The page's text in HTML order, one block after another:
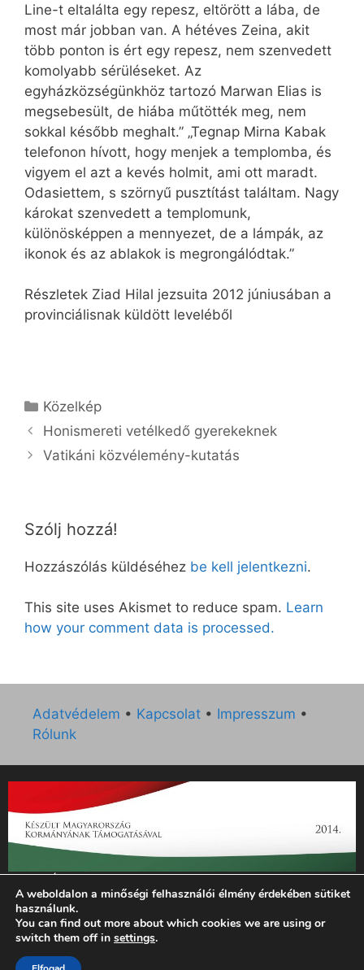
Line-t eltalálta egy repesz, eltörött a lába, de
most már jobban van. A hétéves Zeina, akit
több ponton is ért egy repesz, nem szenvedett
komolyabb sérüléseket. Az
egyházközségünkhöz tartozó Marwan Elias is
megsebesült, de hiába műtötték meg, nem
sokkal később meghalt.” „Tegnap Mirna Kabak
telefonon hívott, hogy menjek a templomba, és
vigyem el azt a kevés holmit, ami ott maradt.
Odasiettem, s szörnyű pusztítást találtam. Nagy
károkat szenvedett a templomunk,
különösképpen a mennyezet, de a lámpák, az
ikonok és az ablakok is megrongálódtak.”
Részletek Ziad Hilal jezsuita 2012 júniusában a
provinciálisnak küldött leveléből
Kategória
Közelkép
Honismereti vetélkedő gyerekeknek
Vatikáni közvélemény-kutatás
Szólj hozzá!
Hozzászólás küldéséhez be kell jelentkezni.
This site uses Akismet to reduce spam. Learn
how your comment data is processed.
Adatvédelem • Kapcsolat • Impresszum •
Rólunk
„Az Új Ember katolikus hetilap 2014. évi működésének
támogatását az EGYH-KCP-14-P-0121 sz. támogatási
szerződés keretében 3 000 000 Ft összegben támogatta az
Emberi Erőforrások Minisztériuma.”
A weboldalon a minőségi felhasználói élmény érdekében sütiket
használunk.
You can find out more about which cookies we are using or
switch them off in settings.